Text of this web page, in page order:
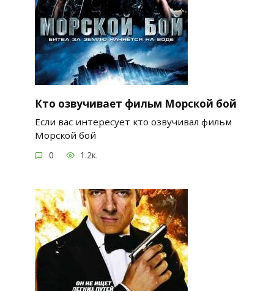
Кто озвучивает фильм Морской бой
Если вас интересует кто озвучивал фильм
Морской бой
0 1.2к.